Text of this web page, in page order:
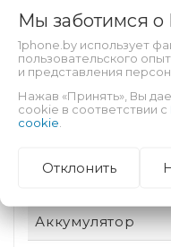
Вид устройства
Ударопрочный
корпус
Пыле- и
влагозащита
Производитель
Аккумулятор
Мы заботимся
1phone.by использует
пользовательского
и представления
Нажав «Принять», Вы
cookie в соответствии с
cookie
Отклонить